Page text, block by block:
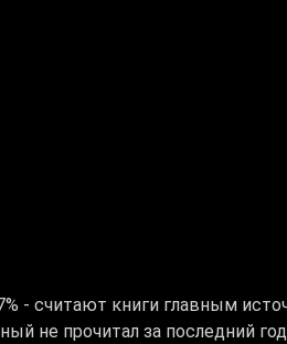
- считают книги главным
не прочитал за последний